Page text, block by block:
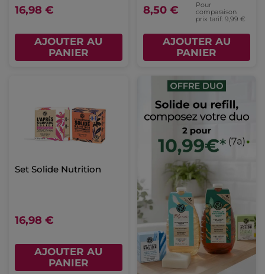
16,98 €
AJOUTER AU
PANIER
8,50 €
Pour
comparaison
prix tarif: 9,99 €
AJOUTER AU
PANIER
Set Solide Nutrition
16,98 €
AJOUTER AU
PANIER